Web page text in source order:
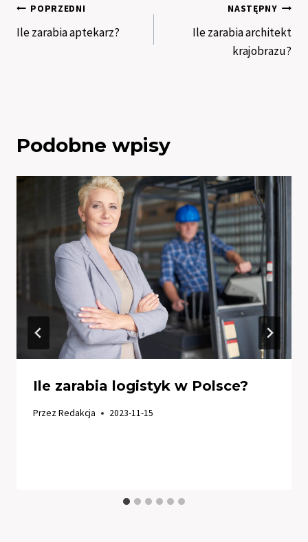
Nawigacja
wpisu
POPRZEDNI
Ile zarabia aptekarz?
NASTĘPNY
Ile zarabia architekt
krajobrazu?
Podobne wpisy
Ile zarabia logistyk w Polsce?
PrzezRedakcja 2023-11-15